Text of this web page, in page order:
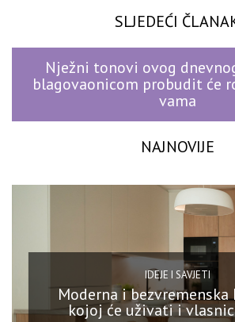
SLJEDEĆI
Nježni tonovi ovog
blagovaonicom probudit će
vama
NAJNOVIJE
IDEJE I SAVJETI
Moderna i
kojoj će uživati i